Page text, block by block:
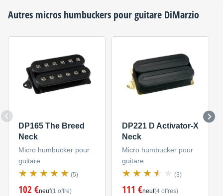
Autres micros humbuckers pour guitare DiMarzio
DP165 The Breed
Neck
Micro humbucker pour
guitare
(5)
102 €neuf(1 offre)
DP221 D Activator-X
Neck
Micro humbucker pour
guitare
(3)
111 €neuf(4 offres)